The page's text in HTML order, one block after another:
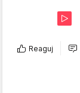
Reaguj